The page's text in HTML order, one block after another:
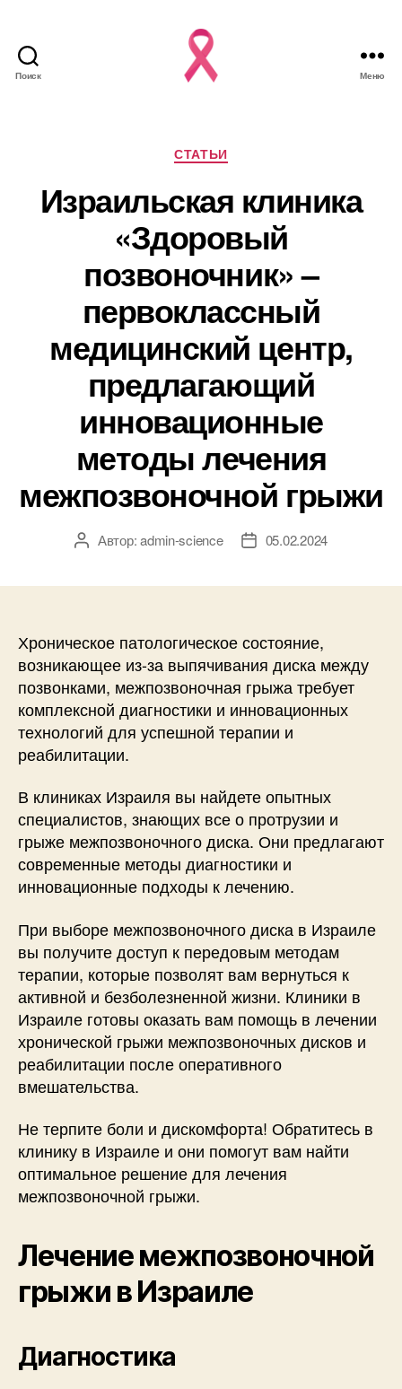
Поиск Меню
Рубрики
СТАТЬИ
Израильская клиника
«Здоровый
позвоночник» –
первоклассный
медицинский центр,
предлагающий
инновационные
методы лечения
межпозвоночной грыжи
АвторАвтор:admin-science
Дата05.02.2024
Хроническое патологическое состояние,
возникающее из-за выпячивания диска между
позвонками, межпозвоночная грыжа требует
комплексной диагностики и инновационных
технологий для успешной терапии и
реабилитации.
В клиниках Израиля вы найдете опытных
специалистов, знающих все о протрузии и
грыже межпозвоночного диска. Они предлагают
современные методы диагностики и
инновационные подходы к лечению.
При выборе межпозвоночного диска в Израиле
вы получите доступ к передовым методам
терапии, которые позволят вам вернуться к
активной и безболезненной жизни. Клиники в
Израиле готовы оказать вам помощь в лечении
хронической грыжи межпозвоночных дисков и
реабилитации после оперативного
вмешательства.
Не терпите боли и дискомфорта! Обратитесь в
клинику в Израиле и они помогут вам найти
оптимальное решение для лечения
межпозвоночной грыжи.
Лечение межпозвоночной
грыжи в Израиле
Диагностика